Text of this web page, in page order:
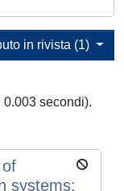
in rivista (1)
secondi).
systems: